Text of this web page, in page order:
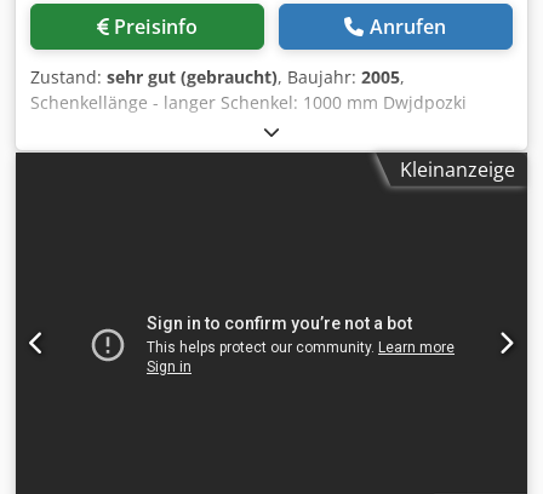
Versorgungsspannung: 230 V AC Frequenz: 50–60 Hz
Leistungsaufnahme: 120 W Ausstattung: Helmut Fischer
Schutzhaube Software Bedienungsanleitung
Netzanschluss Serielle Schnittstelle (Sub-D) Weiteres
Zubehör gemäß Bildern Einsatzbereiche:
Röntgenfluoreszenzanalyse (XRF) Qualitätssicherung
uns nicht getestet und wird ausdrücklich ungeprüft sowie
ohne Garantie verkauft. Lieferumfang: Helmut Fischer
FISCHERSCOPE X-RAY XDL-XYZpT8 Software
Preisinfo Anrufen
Zustand: sehr gut (gebraucht), Baujahr: 2005,
Schenkellänge - langer Schenkel: 1000 mm Dwjdpozki
Rqsfx Aicja Schenkellänge - kurzer Schenkel: 660 mm
Schenkelbreite: 120 mm Genauigkeit, 4seitig genau: 0,001
Kleinanzeige